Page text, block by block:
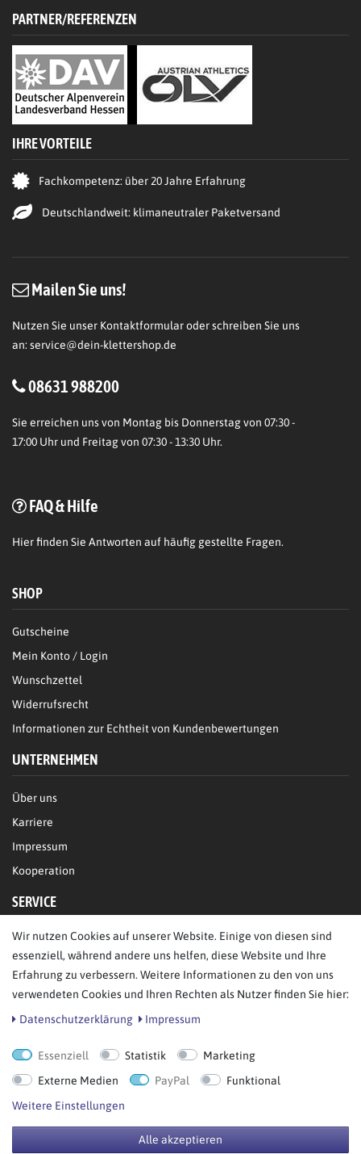
PARTNER/REFERENZEN
IHRE VORTEILE
Fachkompetenz: über 20 Jahre Erfahrung
Deutschlandweit: klimaneutraler Paketversand
Mailen Sie uns!
Nutzen Sie unser Kontaktformular oder schreiben Sie uns
an: service@dein-klettershop.de
08631 988200
Sie erreichen uns von Montag bis Donnerstag von 07:30 -
17:00 Uhr und Freitag von 07:30 - 13:30 Uhr.
FAQ & Hilfe
Hierfinden Sie Antworten auf häufig gestellte Fragen.
SHOP
Gutscheine
Mein Konto / Login
Wunschzettel
Widerrufsrecht
Informationen zur Echtheit von Kundenbewertungen
UNTERNEHMEN
Über uns
Karriere
Impressum
Kooperation
SERVICE
FAQ/Hilfe
Datenschutz
AGB
Bestellung widerrufen
© Copyright 2026 BB Sport GmbH & Co KG. Alle Rechte vorbehalten.
Wir nutzen Cookies auf unserer Website. Einige von diesen sind
essenziell, während andere uns helfen, diese Website und Ihre
Erfahrung zu verbessern. Weitere Informationen zu den von uns
verwendeten Cookies und Ihren Rechten als Nutzer finden Sie hier:
Daten­schutz­erklärung
Impressum
Essenziell Statistik
Marketing
Externe Medien
PayPal
Funktional
Weitere Einstellungen
Alle akzeptieren